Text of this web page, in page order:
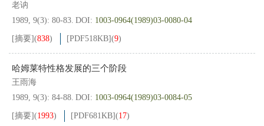
老讷
1989, 9(3): 80-83. DOI: 1003-0964(1989)03-0080-04
[摘要](838) [PDF518KB](9)
哈姆莱特性格发展的三个阶段
王雨海
1989, 9(3): 84-88. DOI: 1003-0964(1989)03-0084-05
[摘要](1993) [PDF681KB](17)